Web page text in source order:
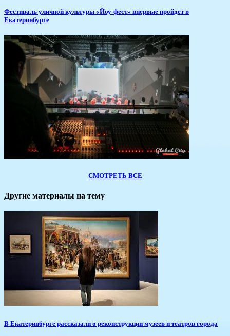
​Фестиваль уличной культуры «Йоу-фест» впервые пройдет в
Екатеринбурге
СМОТРЕТЬ ВСЕ
Другие материалы на тему
​В Екатеринбурге рассказали о реконструкции музеев и театров города